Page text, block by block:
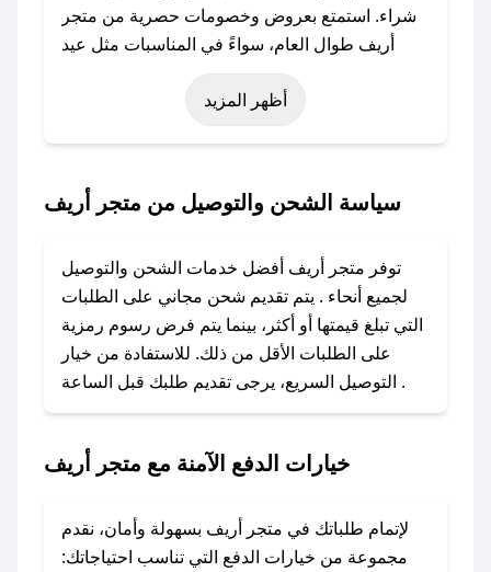
شراء. استمتع بعروض وخصومات حصرية من متجر
أريف طوال العام، سواءً في المناسبات مثل عيد
الفطر، عيد الأضحى، الجمعة البيضاء (شهر نوفمبر)،
رمضان، اليوم الوطني، يوم التأسيس، أو حتى عروض
### كيف تحصل على كود خصم من متجر أريف؟
باستخدام تطبيق صحصح، يمكنك العثور بسهولة على
تواصل معنا عبر تويتر أو البريد الإلكتروني لإضافته
بسرعة.
### كيفية استخدام كود خصم متجر أريف؟
1. انسخ كود الخصم من تطبيق صحصح.
2. الصقه في خانة الدفع عند التسوق من متجر أريف.
### ماذا أفعل إذا لم يعمل كود الخصم؟
الرسائل الخاصة على تويتر أو البريد الإلكتروني،
وسنقوم بحل المشكلة في أسرع وقت ممكن.
أظهر المزيد
سياسة الشحن والتوصيل من متجر أريف
توفر متجر أريف أفضل خدمات الشحن والتوصيل
لجميع أنحاء . يتم تقديم شحن مجاني على الطلبات
التي تبلغ قيمتها أو أكثر، بينما يتم فرض رسوم رمزية
على الطلبات الأقل من ذلك. للاستفادة من خيار
التوصيل السريع، يرجى تقديم طلبك قبل الساعة .
خيارات الدفع الآمنة مع متجر أريف
لإتمام طلباتك في متجر أريف بسهولة وأمان، نقدم
مجموعة من خيارات الدفع التي تناسب احتياجاتك: